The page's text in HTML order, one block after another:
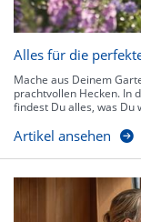
Alles für die
Mache aus Deinem
prachtvollen Hecken. In
findest Du alles, was Du
Artikel ansehen